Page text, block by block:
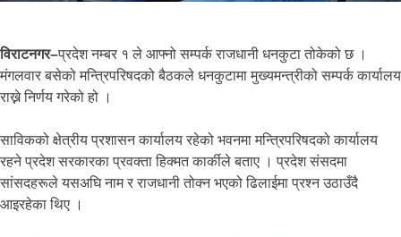
विराटनगर–प्रदेश नम्बर १ ले आफ्नो सम्पर्क राजधानी धनकुटा तोकेको छ ।
मंगलवार बसेको मन्त्रिपरिषदको बैठकले धनकुटामा मुख्यमन्त्रीको सम्पर्क कार्यालय
राख्ने निर्णय गरेको हो ।
साविकको क्षेत्रीय प्रशासन कार्यालय रहेको भवनमा मन्त्रिपरिषदको कार्यालय
रहने प्रदेश सरकारका प्रवक्ता हिक्मत कार्कीले बताए । प्रदेश संसदमा
सांसदहरूले यसअघि नाम र राजधानी तोक्न भएको ढिलाईमा प्रश्न उठाउँदै
आइरहेका थिए ।